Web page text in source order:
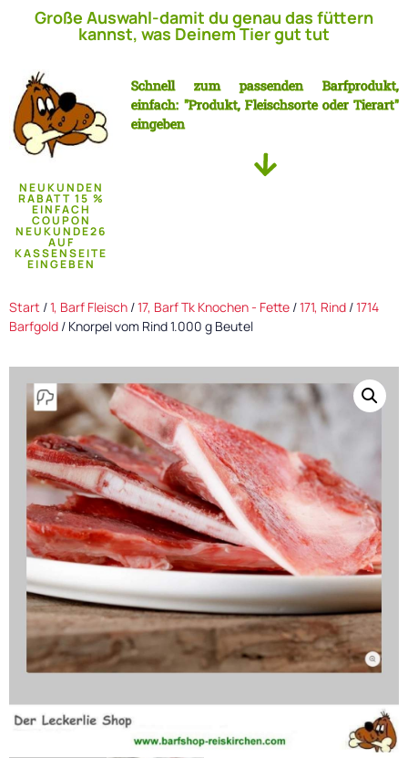
Große Auswahl-damit du genau das füttern
kannst, was Deinem Tier gut tut
NEUKUNDEN
RABATT 15 %
EINFACH
COUPON
NEUKUNDE26
AUF
KASSENSEITE
EINGEBEN
Schnell zum passenden Barfprodukt,
einfach: "Produkt, Fleischsorte oder Tierart"
eingeben
Start /1, Barf Fleisch /17, Barf Tk Knochen - Fette /171, Rind /1714
Barfgold / Knorpel vom Rind 1.000 g Beutel